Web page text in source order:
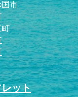
国市
町
ット